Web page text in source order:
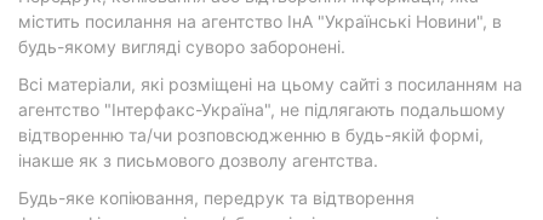
містить посилання на агентство ІнА "Українські Новини", в
будь-якому вигляді суворо заборонені.
Всі матеріали, які розміщені на цьому сайті з посиланням на
агентство "Інтерфакс-Україна", не підлягають подальшому
відтворенню та/чи розповсюдженню в будь-якій формі,
інакше як з письмового дозволу агентства.
Будь-яке копіювання, передрук та відтворення